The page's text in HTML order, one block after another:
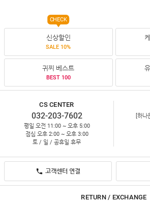
신상할인
SALE 10%
CHECK
귀찌 베스트
BEST 100
CS CENTER
032-203-7602
평일 오전 11:00 ~ 오후 5:00
점심 오후 2:00 ~ 오후 3:00
토 / 일 / 공휴일 휴무
[하
고객센터 연결
RETURN / EXCHANGE